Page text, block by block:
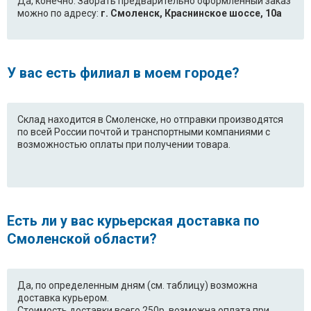
LG WD-10164TP LG WD-10168NP
LG WD-10264NP LG WD-10264SP
LG WD-10264TP LG WD-10302NP
LG WD-10330NDK LG WD-10360SD
LG WD-10400SDK LG WD-10480NP
можно по адресу: г. Смоленск, Краснинское шоссе, 10а
У вас есть филиал в моем городе?
Склад находится в Смоленске, но отправки производятся
по всей России почтой и транспортными компаниями с
возможностью оплаты при получении товара.
Есть ли у вас курьерская доставка по
Смоленской области?
Да, по определенным дням (см. таблицу) возможна
доставка курьером.